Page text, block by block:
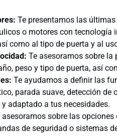
Te presentamos las
o motores con tecnología
como al tipo de puerta y al
Te asesoramos sobre la
peso y tipo de puerta, así
Te ayudamos a definir las
parada suave, detección
adaptado a tus necesidades.
asesoramos sobre las
de seguridad o sistemas